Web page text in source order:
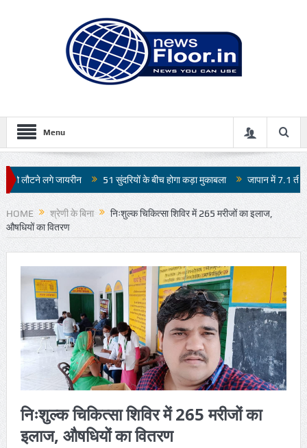
Menu
51 सुंदरियों के बीच होगा कड़ा मुकाबला जापान में 7.1 तीव्रता के भूकंप से भारी तबाही
HOME श्रेणी के बिना
निःशुल्क चिकित्सा शिविर में 265 मरीजों का इलाज,
औषधियों का वितरण
निःशुल्क चिकित्सा शिविर में 265 मरीजों का
इलाज, औषधियों का वितरण